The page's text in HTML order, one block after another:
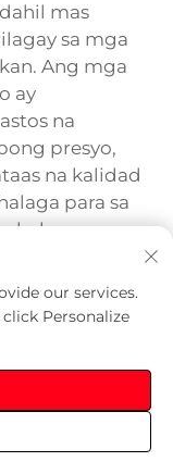
mas
sa mga
Ang mga
ay
na
presyo,
na kalidad
para sa
habang
visibility sa
ng
para
sa
ng
our services.
Personalize